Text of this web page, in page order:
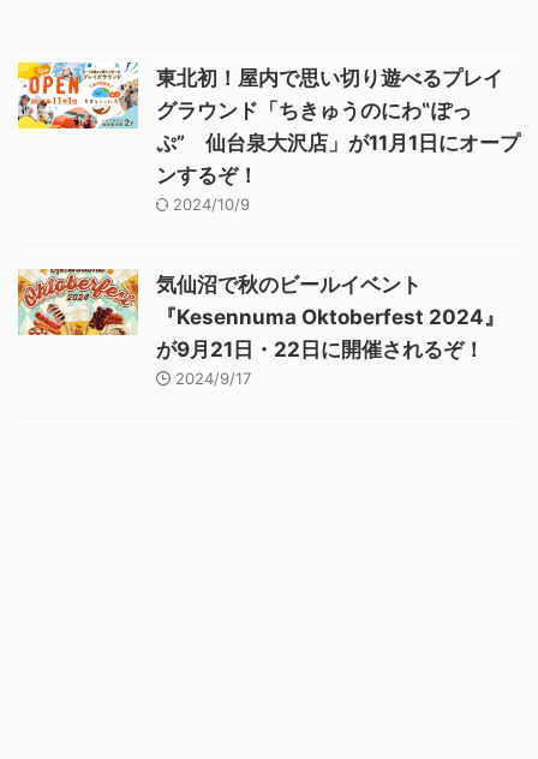
東北初！屋内で思い切り遊べるプレイ
グラウンド「ちきゅうのにわ‟ぽっ
ぷ” 仙台泉大沢店」が11月1日にオープ
ンするぞ！
2024/10/9
気仙沼で秋のビールイベント
『Kesennuma Oktoberfest 2024』
が9月21日・22日に開催されるぞ！
2024/9/17